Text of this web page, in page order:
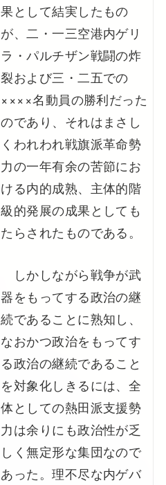
果として結実したもの
が、二・一三空港内ゲリ
ラ・パルチザン戦闘の炸
裂および三・二五での
××××名動員の勝利だった
のであり、それはまさし
くわれわれ戦旗派革命勢
力の一年有余の苦節にお
ける内的成熟、主体的階
級的発展の成果としても
たらされたものである。
しかしながら戦争が武
器をもってする政治の継
続であることに熟知し、
なおかつ政治をもってす
る政治の継続であること
を対象化しきるには、全
体としての熱田派支援勢
力は余りにも政治性が乏
しく無定形な集団なので
あった。理不尽な内ゲバ